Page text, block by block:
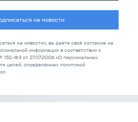
на новости
на новости», вы даёте своё согласие на
информации в соответствии с
ФЗ от 27.07.2006 «О персональных
целей, определённых политикой